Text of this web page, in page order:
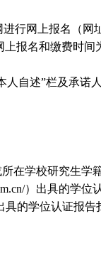
行网上报名（网
报名和缴费时间
自述”栏及承诺
在学校研究生学
）出具的学位
具的学位认证报告